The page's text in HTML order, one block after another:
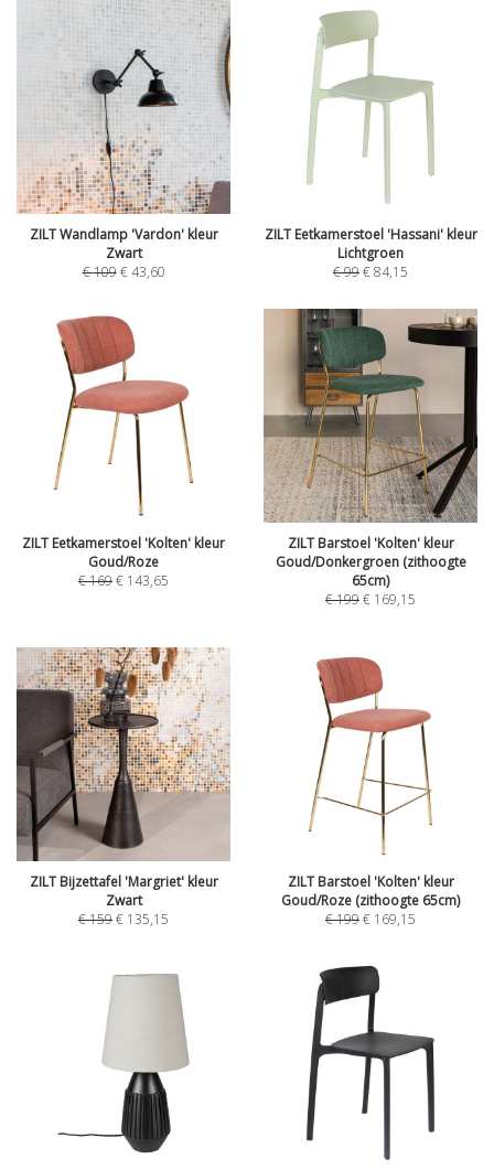
ZILT Wandlamp 'Vardon' kleur
Zwart
€109 €43,60
ZILT Eetkamerstoel 'Hassani' kleur
Lichtgroen
€99€84,15
ZILT Eetkamerstoel 'Kolten' kleur
Goud/Roze
€169€ 143,65
ZILT Barstoel 'Kolten' kleur
Goud/Donkergroen (zithoogte
65cm)
€199€ 169,15
ZILT Bijzettafel 'Margriet' kleur
Zwart
€159€ 135,15
ZILT Barstoel 'Kolten' kleur
Goud/Roze (zithoogte 65cm)
€199€ 169,15